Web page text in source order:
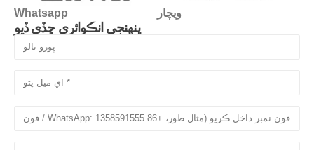
Whatsapp ويچار
پنهنجي انڪوائري ڇڏي ڏيو